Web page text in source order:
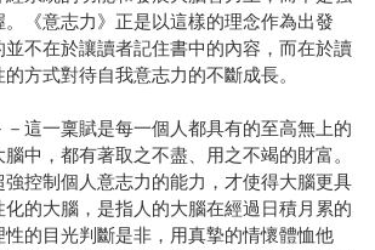
《意志力》正是以這樣的理念作為出發
不在於讓讀者記住書中的內容，而在於讀
方式對待自我意志力的不斷成長。
一稟賦是每一個人都具有的至高無上的
中，都有著取之不盡、用之不竭的財富。
控制個人意志力的能力，才使得大腦更具
的大腦，是指人的大腦在經過日積月累的
的目光判斷是非，用真摯的情懷體恤他